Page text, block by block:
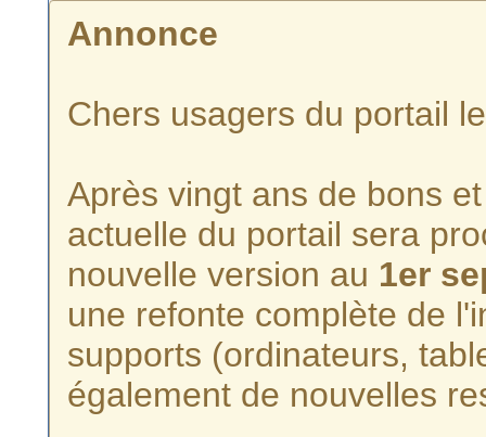
Annonce
Chers usagers du portail
Après vingt ans de bons
actuelle du portail sera
nouvelle version au 1er
une refonte complète de
supports (ordinateurs,
également de nouvelles